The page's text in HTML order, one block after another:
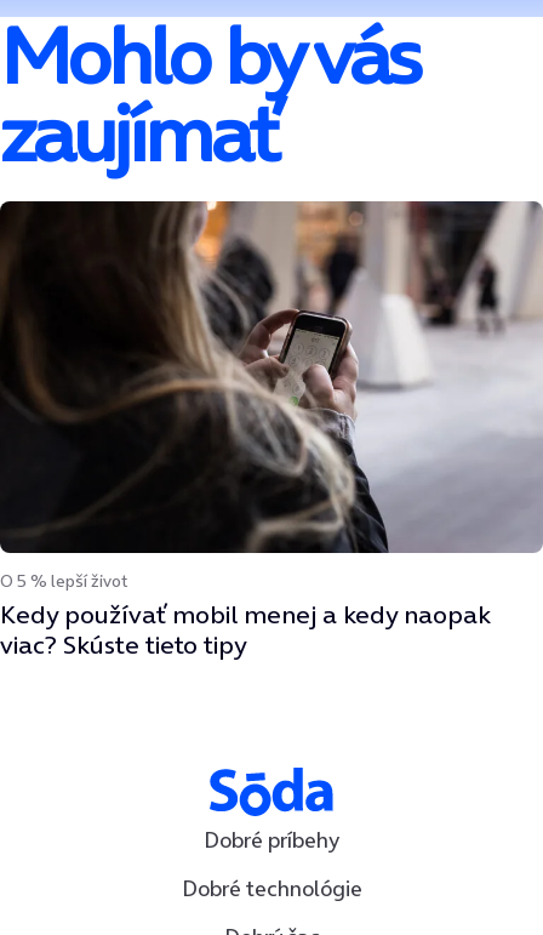
Mohlo by vás
zaujímať
O 5 % lepší život
Kedy používať mobil menej a kedy naopak
viac? Skúste tieto tipy
Dobré príbehy
Dobré technológie